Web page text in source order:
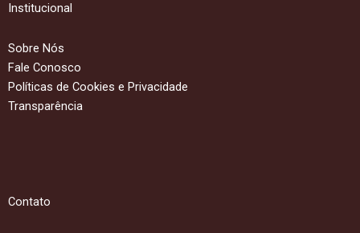
Institucional
Sobre Nós
Fale Conosco
Políticas de Cookies e Privacidade
Transparência
Contato